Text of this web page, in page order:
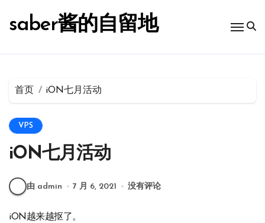
saber酱的自留地
首页 iON七月活动
VPS
iON七月活动
由 admin 7 月 6, 2021 没有评论
iON越来越抠了。